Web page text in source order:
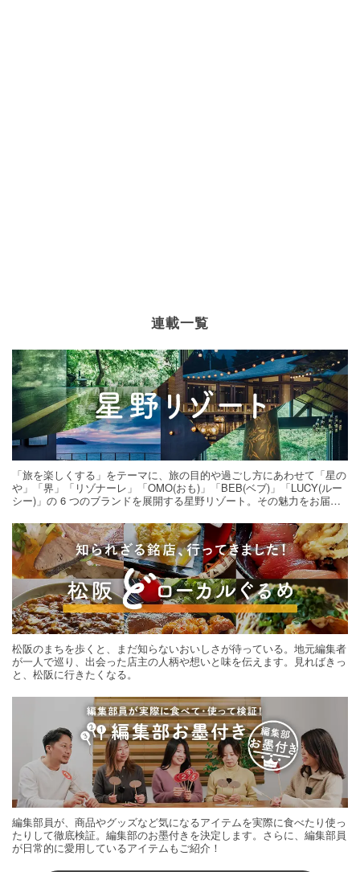
連載一覧
「旅を楽しくする」をテーマに、旅の目的や過ごし方にあわせて「星の
や」「界」「リゾナーレ」「OMO(おも)」「BEB(ベブ)」「LUCY(ルー
シー)」の 6 つのブランドを展開する星野リゾート。その魅力をお届け
松阪のまちを歩くと、まだ知らないおいしさが待っている。地元編集者
が一人で巡り、出会った店主の人柄や想いと味を伝えます。見ればきっ
と、松阪に行きたくなる。
編集部員が、商品やグッズなど気になるアイテムを実際に食べたり使っ
たりして徹底検証。編集部のお墨付きを決定します。さらに、編集部員
が日常的に愛用しているアイテムもご紹介！